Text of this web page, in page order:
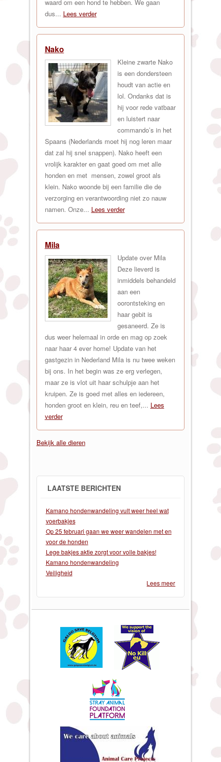
waard om een hond te hebben. We gaan
dus... Lees verder
Nako
Kleine zwarte Nako
is een dondersteen
houdt van actie en
lol. Ondanks dat is
hij voor rede vatbaar
en luistert naar
commando’s in het
Spaans (Nederlands moet hij nog leren maar
dat zal hij snel snappen). Nako heeft een
vrolijk karakter en gaat goed om met alle
honden en met mensen, zowel groot als
klein. Nako woonde bij een familie die de
verzorging en verantwoording niet zo nauw
namen. Onze... Lees verder
Mila
Update over Mila
Deze lieverd is
inmiddels behandeld
aan een
oorontsteking en
haar gebit is
gesaneerd. Ze is
dus weer helemaal in orde en mag op zoek
naar haar 4 ever home! Update van het
gastgezin in Nederland Mila is nu twee weken
bij ons. In het begin was ze erg verlegen,
maar ze is vlot uit haar schulpje aan het
kruipen. Ze is goed met alles en iedereen,
honden groot en klein, reu en teef,... Lees
verder
Bekijk alle dieren
LAATSTE BERICHTEN
Kamano hondenwandeling vult weer heel wat
voerbakjes
Op 25 februari gaan we weer wandelen met en
voor de honden
Lege bakjes aktie zorgt voor volle bakjes!
Kamano hondenwandeling
Veiligheid
Lees meer